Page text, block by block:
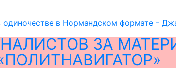
одиночестве в Нормандском формате –
ЗА